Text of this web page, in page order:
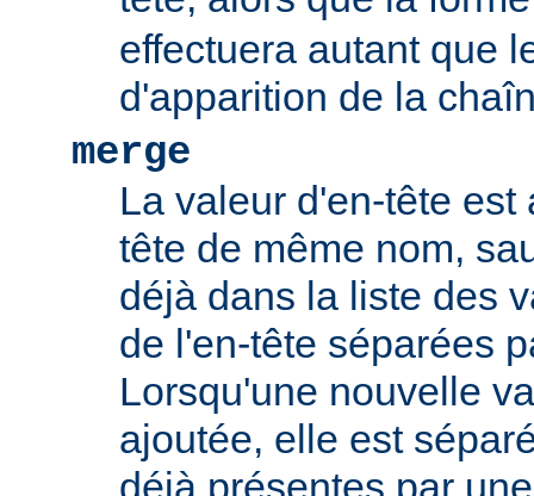
effectuera autant que
d'apparition de la
merge
La valeur d'en-tête est
tête de même nom,
déjà dans la liste des
de l'en-tête séparées
Lorsqu'une nouvelle
ajoutée, elle est
déjà présentes par